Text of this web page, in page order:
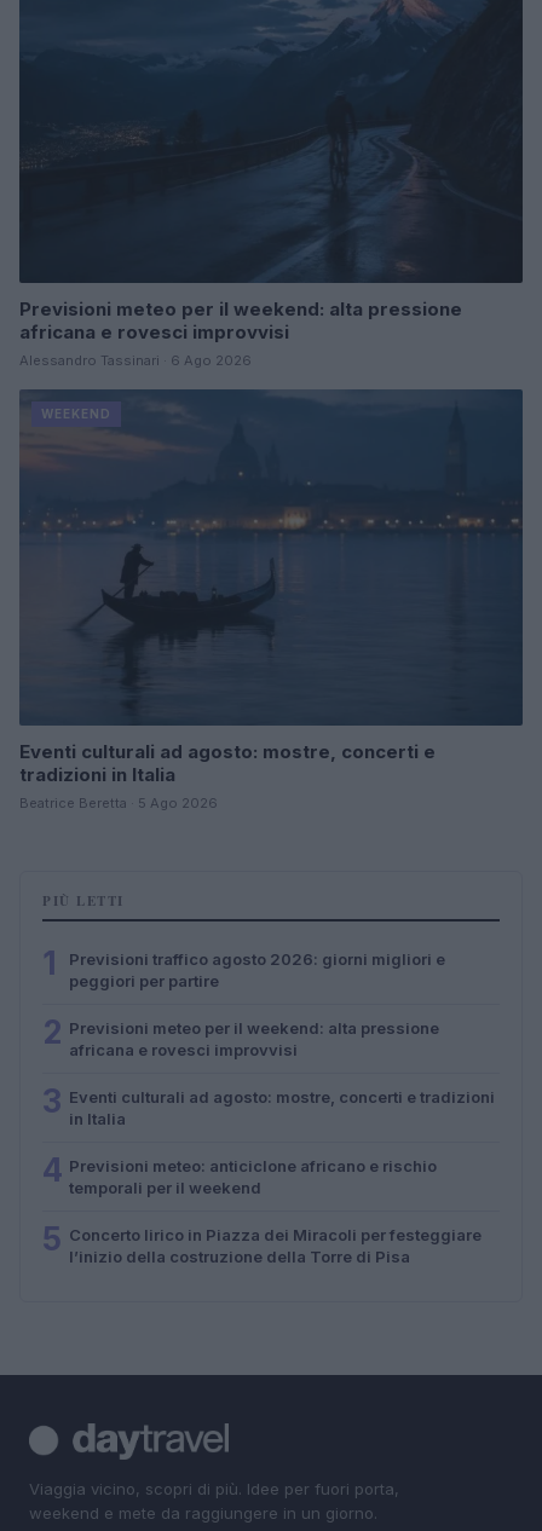
Previsioni meteo per il weekend: alta pressione
africana e rovesci improvvisi
Alessandro Tassinari · 6 Ago 2026
WEEKEND
Eventi culturali ad agosto: mostre, concerti e
tradizioni in Italia
Beatrice Beretta · 5 Ago 2026
PIÙ LETTI
1
Previsioni traffico agosto 2026: giorni migliori e
peggiori per partire
2 Previsioni meteo per il weekend: alta pressione
africana e rovesci improvvisi
3 Eventi culturali ad agosto: mostre, concerti e tradizioni
in Italia
4 Previsioni meteo: anticiclone africano e rischio
temporali per il weekend
5 Concerto lirico in Piazza dei Miracoli per festeggiare
l’inizio della costruzione della Torre di Pisa
Viaggia vicino, scopri di più. Idee per fuori porta,
weekend e mete da raggiungere in un giorno.